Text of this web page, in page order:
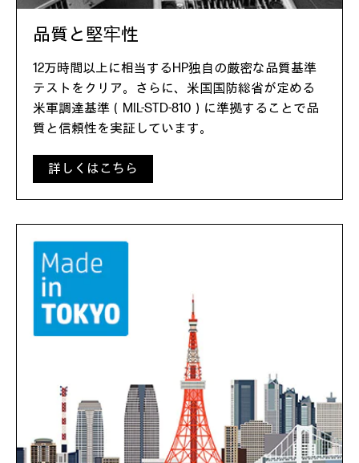
品質と堅牢性
12万時間以上に相当するHP独自の厳密な品質基準
テストをクリア。さらに、米国国防総省が定める
米軍調達基準（MIL-STD-810）に準拠することで品
質と信頼性を実証しています。
詳しくはこちら